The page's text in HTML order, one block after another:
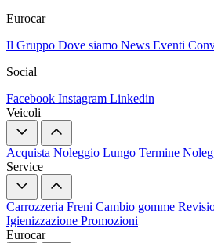
Eurocar
Il Gruppo Dove siamo News Eventi
Social
Facebook Instagram Linkedin
Veicoli
Acquista Noleggio Lungo Termine
Service
Carrozzeria Freni Cambio gomme
Igienizzazione Promozioni
Eurocar